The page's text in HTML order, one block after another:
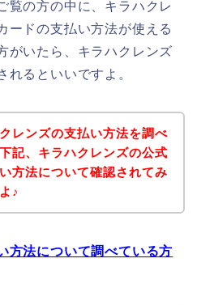
覧の方の中に、キラハクレ
ードの支払い方法が使える
がいたら、キラハクレンズ
れるといいですよ。
レンズの支払い方法を調べ
記、キラハクレンズの公式
方法について確認されてみ
♪
方法について調べている方